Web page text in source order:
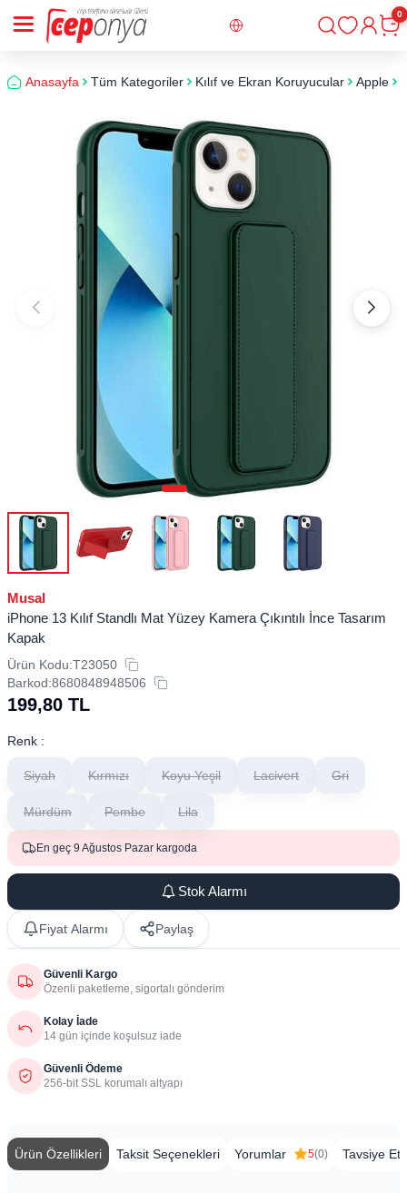
Giriş
0
Anasayfa Tüm Kategoriler Kılıf ve Ekran Koruyucular Apple
Musal
iPhone 13 Kılıf Standlı Mat Yüzey Kamera Çıkıntılı İnce Tasarım
Kapak
Ürün Kodu:T23050
Barkod:8680848948506
199,80 TL
Renk :
Siyah Kırmızı Koyu Yeşil Lacivert Gri
Mürdüm Pembe Lila
En geç 9 Ağustos Pazar kargoda
Stok Alarmı
Fiyat Alarmı Paylaş
Güvenli Kargo
Özenli paketleme, sigortalı gönderim
Kolay İade
14 gün içinde koşulsuz iade
Güvenli Ödeme
256-bit SSL korumalı altyapı
Ürün Özellikleri Taksit Seçenekleri Yorumlar 5(0) Tavsiye Et